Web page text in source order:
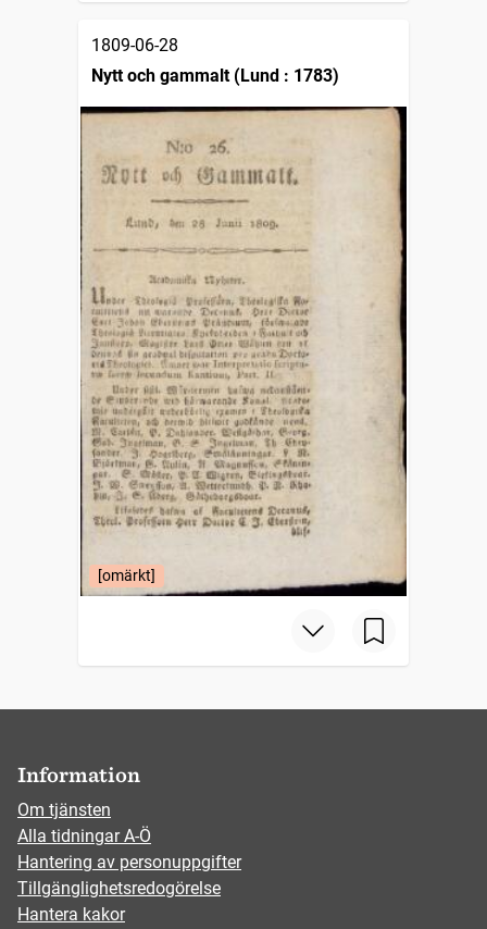
1809-06-28
Nytt och gammalt (Lund : 1783)
[omärkt]
Information
Om tjänsten
Alla tidningar A-Ö
Hantering av personuppgifter
Tillgänglighetsredogörelse
Hantera kakor